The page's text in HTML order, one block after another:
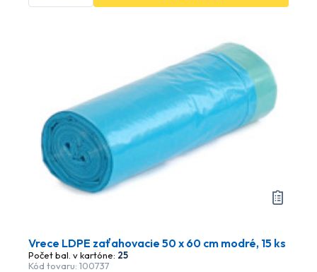
Vrece LDPE zaťahovacie 50 x 60 cm modré, 15 ks
Počet bal. v kartóne: 25
Kód tovaru: 100737